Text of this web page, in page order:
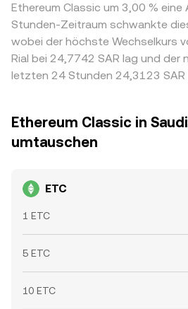
Ethereum Classic um 3,00 % eine
Stunden-Zeitraum schwankte
wobei der höchste Wechselkurs
Rial bei 24,7742 SAR lag und der
letzten 24 Stunden 24,3123 SAR
Ethereum Classic in
umtauschen
ETC
1 ETC
5 ETC
10 ETC